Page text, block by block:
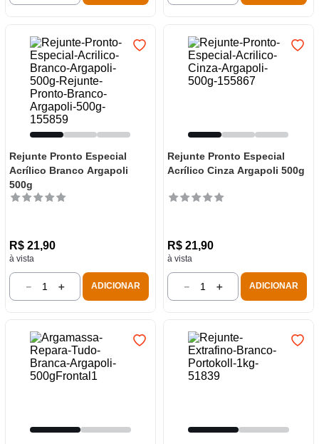
Rejunte Pronto Especial
Acrílico Branco Argapoli
500g
R$ 21,90
à vista
＋
－ ADICIONAR
Rejunte Pronto Especial
Acrílico Cinza Argapoli 500g
R$ 21,90
à vista
＋
－ ADICIONAR